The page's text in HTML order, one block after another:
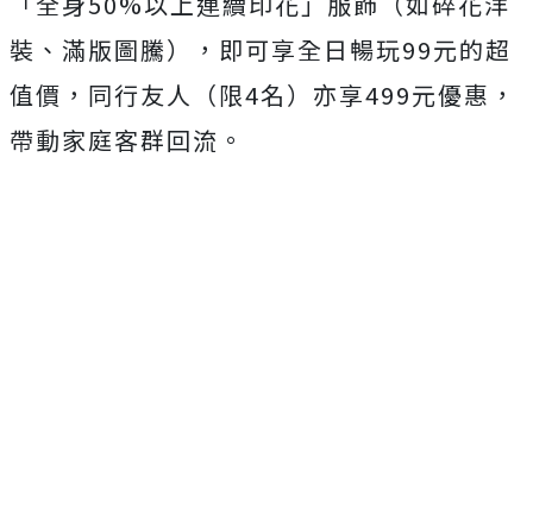
裝、滿版圖騰），即可享全日暢玩99元的超
值價，同行友人（限4名）亦享499元優惠，
帶動家庭客群回流。